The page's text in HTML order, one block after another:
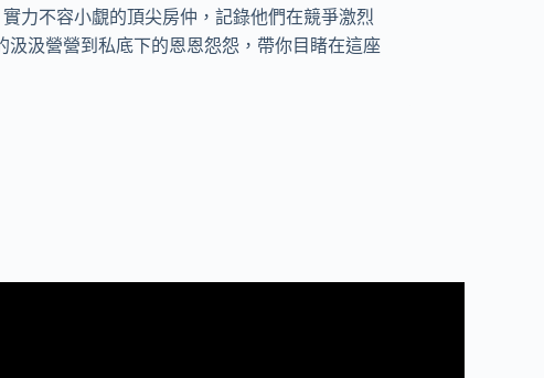
容小覷的頂尖房仲，記錄他們在競爭激烈
營營到私底下的恩恩怨怨，帶你目睹在這座